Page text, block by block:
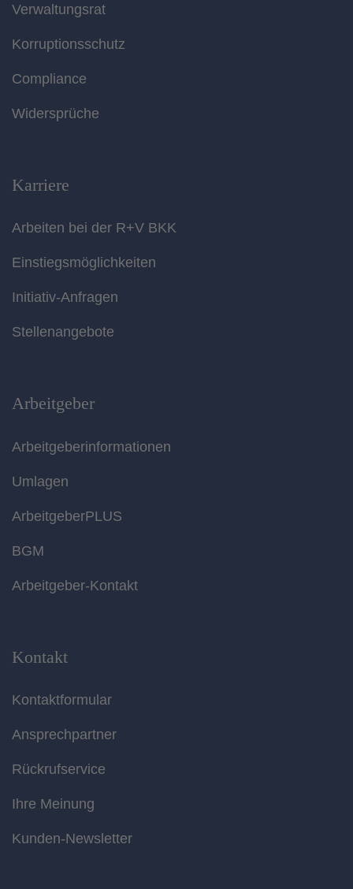
Verwaltungsrat
Korruptionsschutz
Compliance
Widersprüche
Karriere
Arbeiten bei der R+V BKK
Einstiegsmöglichkeiten
Initiativ-Anfragen
Stellenangebote
Arbeitgeber
Arbeitgeberinformationen
Umlagen
ArbeitgeberPLUS
BGM
Arbeitgeber-Kontakt
Kontakt
Kontaktformular
Ansprechpartner
Rückrufservice
Ihre Meinung
Kunden-Newsletter